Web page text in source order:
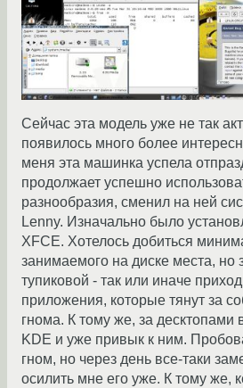
Сейчас эта модель уже не так
появилось много более
меня эта машинка успела
продолжает успешно
разнообразия, сменил на ней
Lenny. Изначально было
XFCE. Хотелось добиться
занимаемого на диске места, но
тупиковой - так или иначе
приложения, которые тянут за
гнома. К тому же, за десктопами
KDE и уже привык к ним.
гном, но через день все-таки
осилить мне его уже. К тому же,